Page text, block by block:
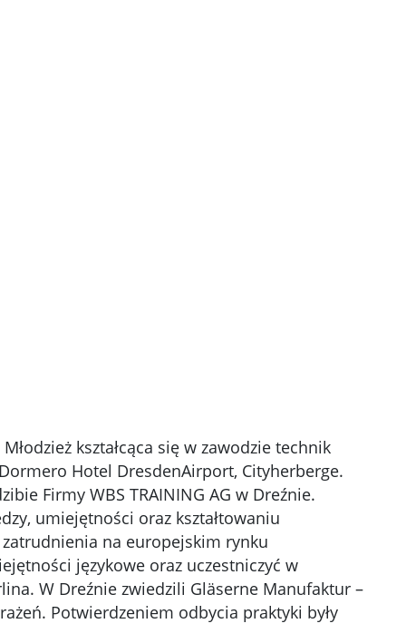
kształcąca się w zawodzie technik
Hotel DresdenAirport, Cityherberge.
Firmy WBS TRAINING AG w Dreźnie.
umiejętności oraz kształtowaniu
na europejskim rynku
językowe oraz uczestniczyć w
W Dreźnie zwiedzili Gläserne Manufaktur –
Potwierdzeniem odbycia praktyki były